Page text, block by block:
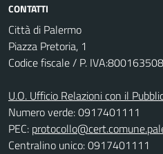
CONTATTI
Città di Palermo
Piazza Pretoria, 1
Codice fiscale / P.
U.O. Ufficio Relazioni con il
Numero verde: 0917401111
PEC:
Centralino unico: 0917401111